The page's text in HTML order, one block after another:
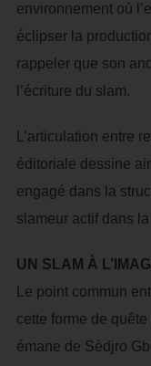
environnement où
éclipser la
rappeler que son
l’écriture du slam.
L’articulation entre
éditoriale dessine
engagé dans la
slameur actif dans
UN SLAM À
Le point commun
cette forme de
émane de Sèdjro